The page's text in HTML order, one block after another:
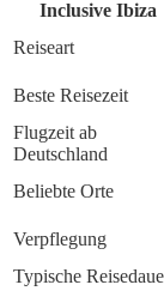
Inclusive Ibiza
Reiseart
Beste Reisezeit
Flugzeit ab
Deutschland
Beliebte Orte
Verpflegung
Typische